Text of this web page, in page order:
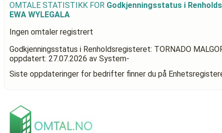
OMTALE STATISTIKK FOR Godkjenningsstatus i
EWA WYLEGALA
Ingen omtaler registrert
Godkjenningsstatus i Renholdsregisteret: TORNADO
oppdatert: 27.07.2026 av System-
Siste oppdateringer for bedrifter finner du på